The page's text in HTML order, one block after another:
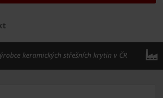
keramických střešních krytin v ČR